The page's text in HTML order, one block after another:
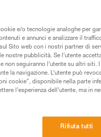
le troverete qui.
e/o tecnologie analoghe per
e annunci e analizzare il
Sito web con i nostri partner di
nostre pubblicità. Se l’utente
non seguiranno l’utente su altri siti.
la navigazione. L’utente può
cookie”, disponibile nella parte
l’esperienza dell’utente, ma in
Rifiuta tutti